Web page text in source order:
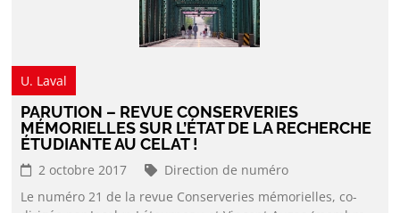
U. Laval
PARUTION – REVUE CONSERVERIES
MÉMORIELLES SUR L’ÉTAT DE LA RECHERCHE
ÉTUDIANTE AU CELAT !
2 octobre 2017
Direction de numéro
Le numéro 21 de la revue Conserveries mémorielles, co-